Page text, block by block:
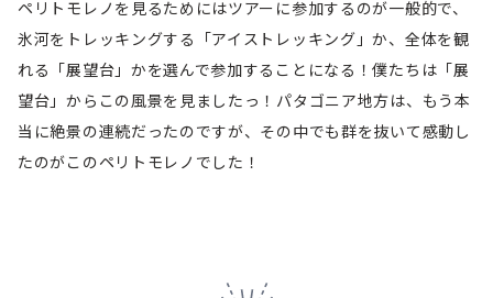
ペリトモレノを見るためにはツアーに参加するのが一般的で、
氷河をトレッキングする「アイストレッキング」か、全体を観
れる「展望台」かを選んで参加することになる！僕たちは「展
望台」からこの風景を見ましたっ！パタゴニア地方は、もう本
当に絶景の連続だったのですが、その中でも群を抜いて感動し
たのがこのペリトモレノでした！